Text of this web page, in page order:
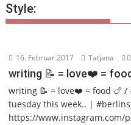
Style:
16. Februar 2017 Tatjana 0
writing 📝 = love❤️ =
writing 📝 = love❤️ = food 🍗
tuesday this week.. |
https://www.instagram.com/